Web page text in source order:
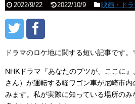
2022/9/22 2022/10/9 映画・ド
ドラマのロケ地に関する短い記事です。
NHKドラマ『あなたのブツが、ここに
さん）が運転する軽ワゴン車が尼崎市
みます。私が実際に知っている場所の